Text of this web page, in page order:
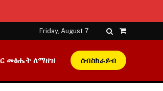
Friday, August 7
Shopping
መፅሔት ለማዘዝ ሰብስክራይብ